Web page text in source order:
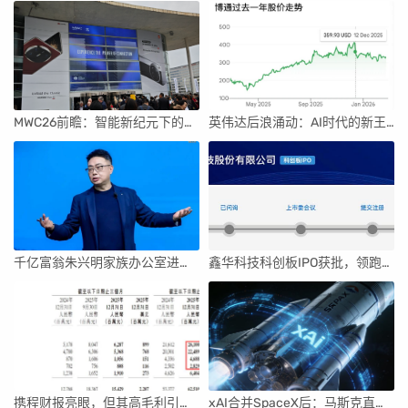
MWC26前瞻：智能新纪元下的科技盛宴 英伟达后浪涌动：AI时代的新王者与隐忧
千亿富翁朱兴明家族办公室进军VC圈 鑫华科技科创板IPO获批，领跑国内半导体材料市场
携程财报亮眼，但其高毛利引发行业争议 xAI合并SpaceX后：马斯克直接介入，团队压力激增